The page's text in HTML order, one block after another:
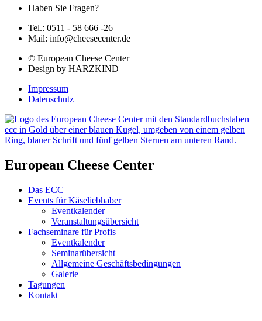
Haben Sie Fragen?
Tel.: 0511 - 58 666 -26
Mail: info@cheesecenter.de
© European Cheese Center
Design by HARZKIND
Impressum
Datenschutz
European Cheese Center
Das ECC
Events für Käseliebhaber
Eventkalender
Veranstaltungsübersicht
Fachseminare für Profis
Eventkalender
Seminarübersicht
Allgemeine Geschäftsbedingungen
Galerie
Tagungen
Kontakt